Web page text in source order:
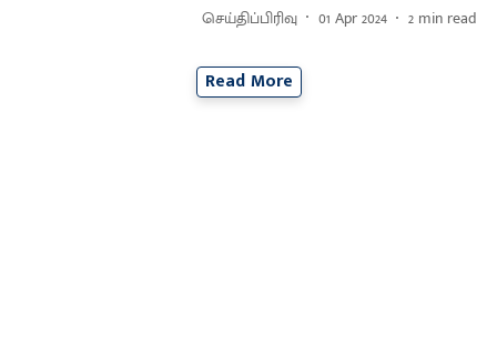
செய்திப்பிரிவு 01 Apr 2024 2 min read
Read More